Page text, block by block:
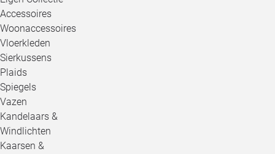
Accessoires
Woonaccessoires
Vloerkleden
Sierkussens
Plaids
Spiegels
Vazen
Kandelaars &
Windlichten
Kaarsen &